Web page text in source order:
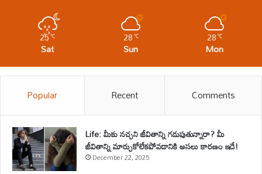
25℃
Sat
28℃
Sun
28℃
Mon
Popular Recent Comments
Life: మీకు నచ్చని జీవితాన్ని గడుపుతున్నారా? మీ
జీవితాన్ని మార్చుకోలేకపోవడానికి అసలు కారణం ఇదే!
December 22, 2025